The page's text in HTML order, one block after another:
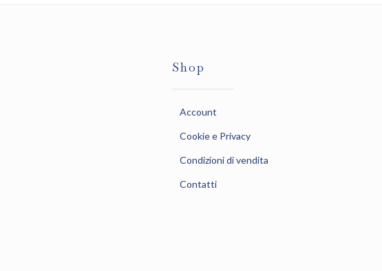
Shop
Account
Cookie e Privacy
Condizioni di vendita
Contatti